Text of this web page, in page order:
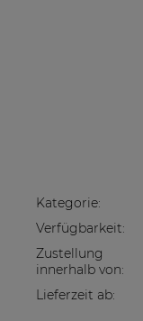
Kategorie:
Verfügbarkeit:
Zustellung
innerhalb von:
Lieferzeit ab: